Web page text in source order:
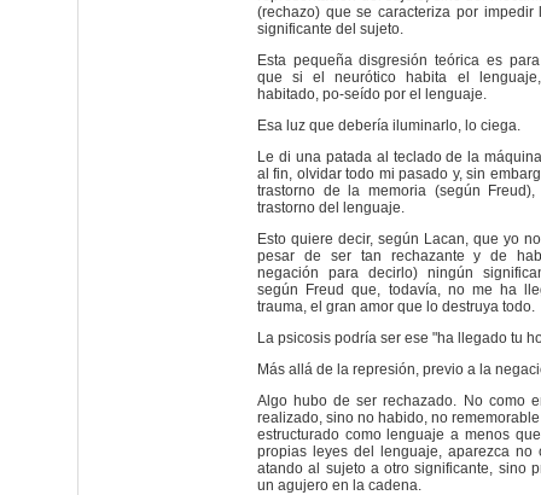
(rechazo) que se caracteriza por impedir
significante del sujeto.
Esta pequeña disgresión teórica es
que si el neurótico habita el
habitado, po-seído por el lenguaje.
Esa luz que debería iluminarlo, lo ciega.
Le di una patada al teclado de la
al fin, olvidar todo mi pasado y, sin
trastorno de la memoria (según
trastorno del lenguaje.
Esto quiere decir, según Lacan, que yo
pesar de ser tan rechazante y de
negación para decirlo) ningún
según Freud que, todavía, no me ha
trauma, el gran amor que lo destruya todo.
La psicosis podría ser ese "ha llegado tu
Más allá de la represión, previo a la
Algo hubo de ser rechazado. No como
realizado, sino no habido, no
estructurado como lenguaje a menos
propias leyes del lenguaje, aparezca no
atando al sujeto a otro significante, sino
un agujero en la cadena.